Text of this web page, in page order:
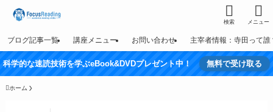
検索 メニュー
ブログ記事一覧 講座メニュー お問い合わせ 主宰者情報：寺田って誰
科学的な速読技術を学ぶeBook&DVDプレゼント中！ 無料で受け取る
ホーム